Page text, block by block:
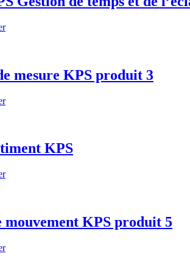
mesure KPS produit 3
KPS
mouvement KPS produit 5